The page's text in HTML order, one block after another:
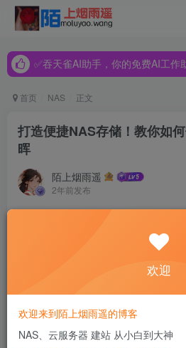
✅吞天雀AI助手，你的免费AI工作助手，支持
✅吞天雀AI助手，你的免费AI工作助手，支持
首页 NAS 正文
打造便捷NAS存储！教你如
晖
陌上烟雨遥
2年前发布
欢迎
欢迎来到陌上烟雨遥的博客
NAS、云服务器 建站 从小白到大神